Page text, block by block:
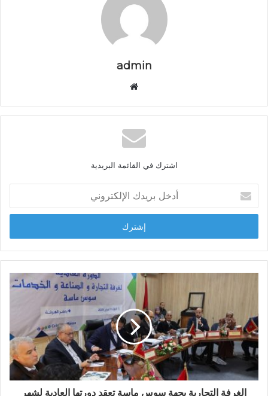
admin
ق
ع
ا
ي
ب
اشترك في القائمة البريدية
خ
ب
ر
ل
إ
ل
ك
ر
الغرفة التجارية بجهة سوس ماسة تعقد دورتها العادية لشهر